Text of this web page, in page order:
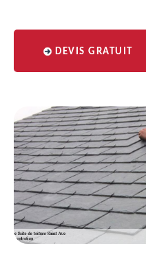
DEVIS GRATUIT